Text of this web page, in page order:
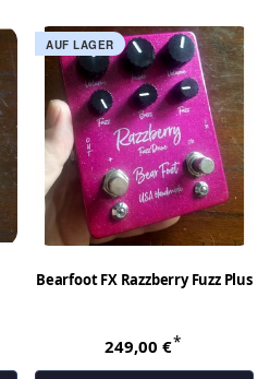
AUF LAGER
Bearfoot FX Razzberry Fuzz Plus
249,00 €*